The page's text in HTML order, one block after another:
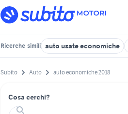
Ricerche simili auto usate economiche
Subito Auto auto economiche 2018
Cosa cerchi?